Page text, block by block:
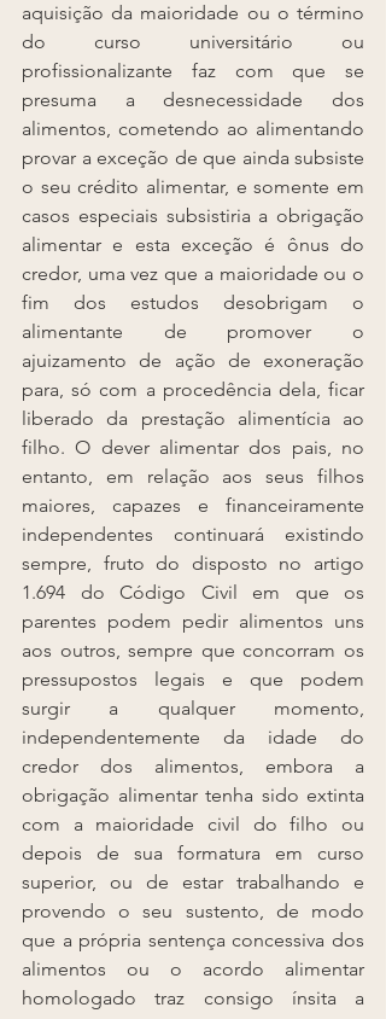
aquisição da maioridade ou o término
do curso universitário ou
profissionalizante faz com que se
presuma a desnecessidade dos
alimentos, cometendo ao alimentando
provar a exceção de que ainda subsiste
o seu crédito alimentar, e somente em
casos especiais subsistiria a obrigação
alimentar e esta exceção é ônus do
credor, uma vez que a maioridade ou o
fim dos estudos desobrigam o
alimentante de promover o
ajuizamento de ação de exoneração
para, só com a procedência dela, ficar
liberado da prestação alimentícia ao
filho. O dever alimentar dos pais, no
entanto, em relação aos seus filhos
maiores, capazes e financeiramente
independentes continuará existindo
sempre, fruto do disposto no artigo
1.694 do Código Civil em que os
parentes podem pedir alimentos uns
aos outros, sempre que concorram os
pressupostos legais e que podem
surgir a qualquer momento,
independentemente da idade do
credor dos alimentos, embora a
obrigação alimentar tenha sido extinta
com a maioridade civil do filho ou
depois de sua formatura em curso
superior, ou de estar trabalhando e
provendo o seu sustento, de modo
que a própria sentença concessiva dos
alimentos ou o acordo alimentar
homologado traz consigo ínsita a